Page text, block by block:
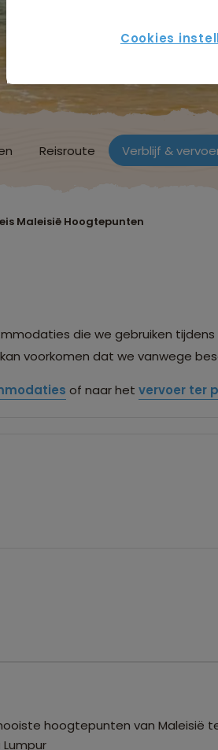
Reisroute Verblijf &
Maleisië Hoogtepunten
die we gebruiken
voorkomen dat we vanwege
of naar het vervoer ter
hoogtepunten van Maleisië
Cookies